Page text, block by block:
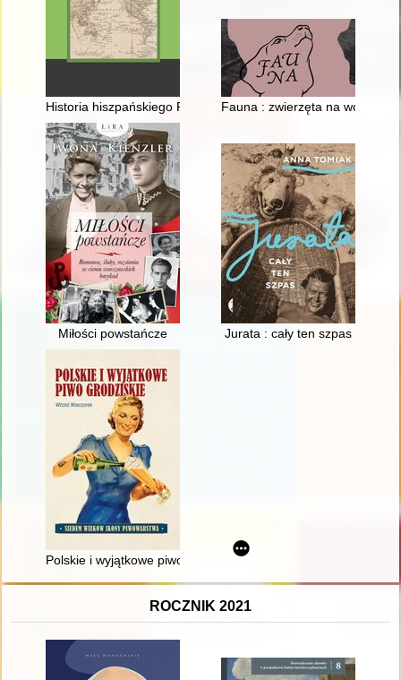
Historia hiszpańskiego Pacyfiku. T. 1,Fauna : zwierzęta na wojnie i
Miłości powstańcze Jurata : cały ten szpas
Polskie i wyjątkowe piwo grodziskie : siedem wieków ikony
ROCZNIK 2021